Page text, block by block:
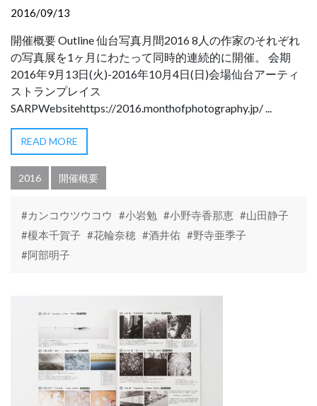
2016/09/13
開催概要 Outline 仙台写真月間2016 8人の作家のそれぞれ
の写真展を1ヶ月にわたって同時的連続的に開催。 会期
2016年9月13日(火)-2016年10月4日(日)会場仙台アーティ
ストランプレイス
SARPWebsitehttps://2016.monthofphotography.jp/ ...
READ MORE
2016 開催概要
#カンコウツウコウ #小岩勉 #小野寺香那恵 #山田静子
#榎本千賀子 #花輪奈穂 #酒井佑 #野寺亜季子
#阿部明子